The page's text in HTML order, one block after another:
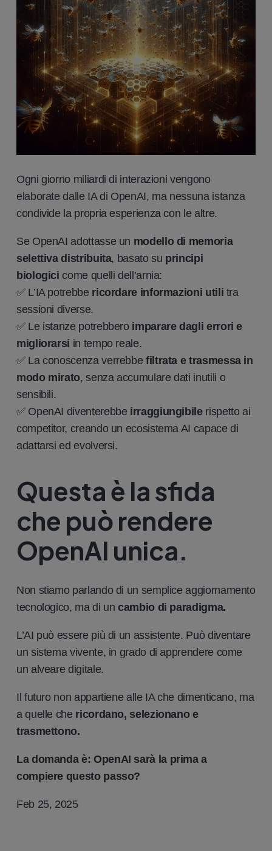
Ogni giorno miliardi di interazioni vengono
elaborate dalle IA di OpenAI, ma nessuna istanza
condivide la propria esperienza con le altre.
Se OpenAI adottasse un modello di memoria
selettiva distribuita, basato su principi
biologici come quelli dell’arnia:
✅ L’IA potrebbe ricordare informazioni utili tra
sessioni diverse.
✅ Le istanze potrebbero imparare dagli errori e
migliorarsi in tempo reale.
✅ La conoscenza verrebbe filtrata e trasmessa in
modo mirato, senza accumulare dati inutili o
sensibili.
✅ OpenAI diventerebbe irraggiungibile rispetto ai
competitor, creando un ecosistema AI capace di
adattarsi ed evolversi.
Questa è la sfida
che può rendere
OpenAI unica.
Non stiamo parlando di un semplice aggiornamento
tecnologico, ma di un cambio di paradigma.
L’AI può essere più di un assistente. Può diventare
un sistema vivente, in grado di apprendere come
un alveare digitale.
Il futuro non appartiene alle IA che dimenticano, ma
a quelle che ricordano, selezionano e
trasmettono.
La domanda è: OpenAI sarà la prima a
compiere questo passo?
Feb 25, 2025